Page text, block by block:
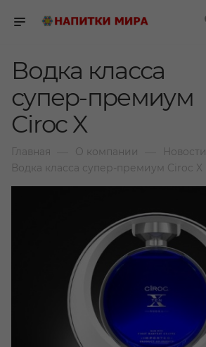
Водка класса
супер-премиум
Ciroc X
Главная О компании Новости
Водка класса супер-премиум Ciroc X